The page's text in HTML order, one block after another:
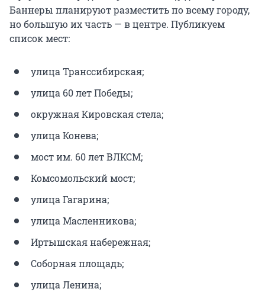
Баннеры планируют разместить по всему городу,
но большую их часть — в центре. Публикуем
список мест:
улица Транссибирская;
улица 60 лет Победы;
окружная Кировская стела;
улица Конева;
мост им. 60 лет ВЛКСМ;
Комсомольский мост;
улица Гагарина;
улица Масленникова;
Иртышская набережная;
Соборная площадь;
улица Ленина;